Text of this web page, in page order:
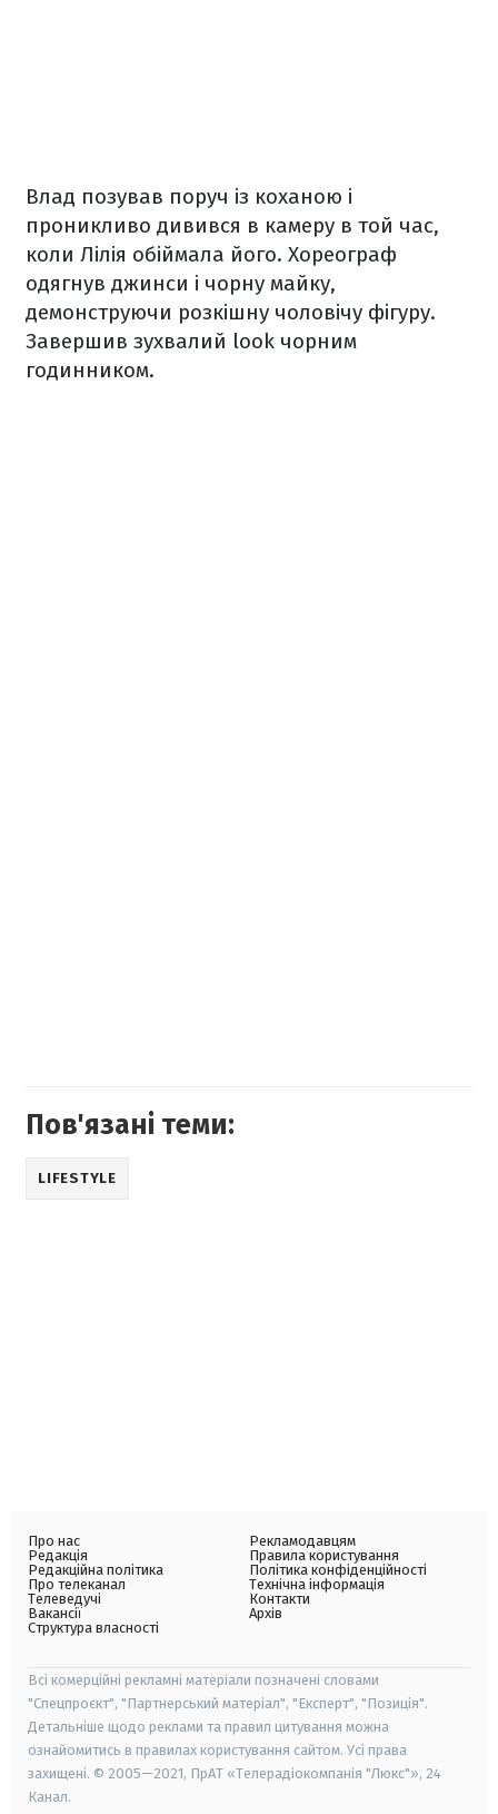
Влад позував поруч із коханою і
проникливо дивився в камеру в той час,
коли Лілія обіймала його. Хореограф
одягнув джинси і чорну майку,
демонструючи розкішну чоловічу фігуру.
Завершив зухвалий look чорним
годинником.
Пов'язані теми:
LIFESTYLE
Про нас
Редакція
Редакційна політика
Про телеканал
Телеведучі
Вакансії
Структура власності
Рекламодавцям
Правила користування
Політика конфіденційності
Технічна інформація
Контакти
Архів
Всі комерційні рекламні матеріали позначені словами
"Спецпроєкт", "Партнерський матеріал", "Експерт", "Позиція".
Детальніше щодо реклами та правил цитування можна
ознайомитись в правилах користування сайтом. Усі права
захищені. © 2005—2021, ПрАТ «Телерадіокомпанія "Люкс"», 24
Канал.